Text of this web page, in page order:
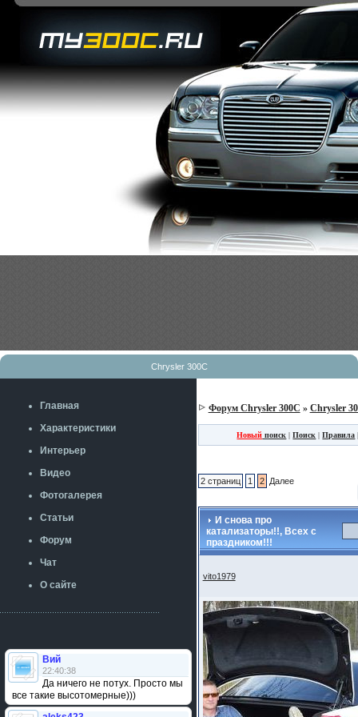
Chrysler 300C
Главная
Характеристики
Интерьер
Видео
Фотогалерея
Статьи
Форум
Чат
О сайте
Вий
22:40:38
Да ничего не потух. Просто мы
все такие высотомерные)))
Форум Chrysler 300C » Chrysler
Новый поиск |Поиск |Правила
2 страниц 1 2 Далее
И снова про
катализаторы!!, Всех с
праздником!!!
vito1979